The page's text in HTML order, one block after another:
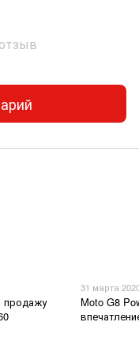
продажу
31 марта
Moto G8